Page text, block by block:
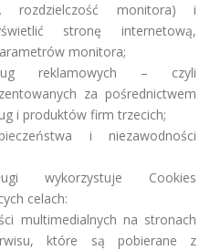
rozdzielczość monitora) i
stronę internetową,
monitora;
reklamowych – czyli
za pośrednictwem
i produktów firm trzecich;
i niezawodności
wykorzystuje Cookies
celach:
multimedialnych na stronach
które są pobierane z